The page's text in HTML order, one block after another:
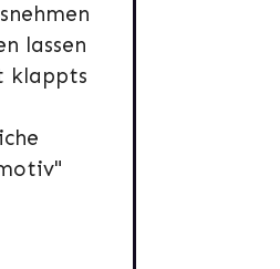
lassen
klappts